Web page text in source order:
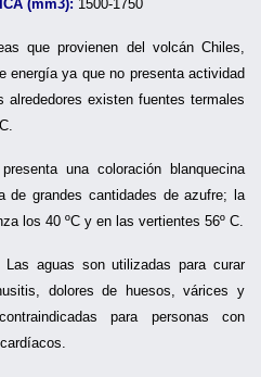
(mm3): 1500-1750
que provienen del volcán Chiles,
energía ya que no presenta actividad
existen fuentes termales
una coloración blanquecina
de grandes cantidades de azufre; la
los 40 ºC y en las vertientes 56º C.
Las aguas son utilizadas para curar
dolores de huesos, várices y
para personas con